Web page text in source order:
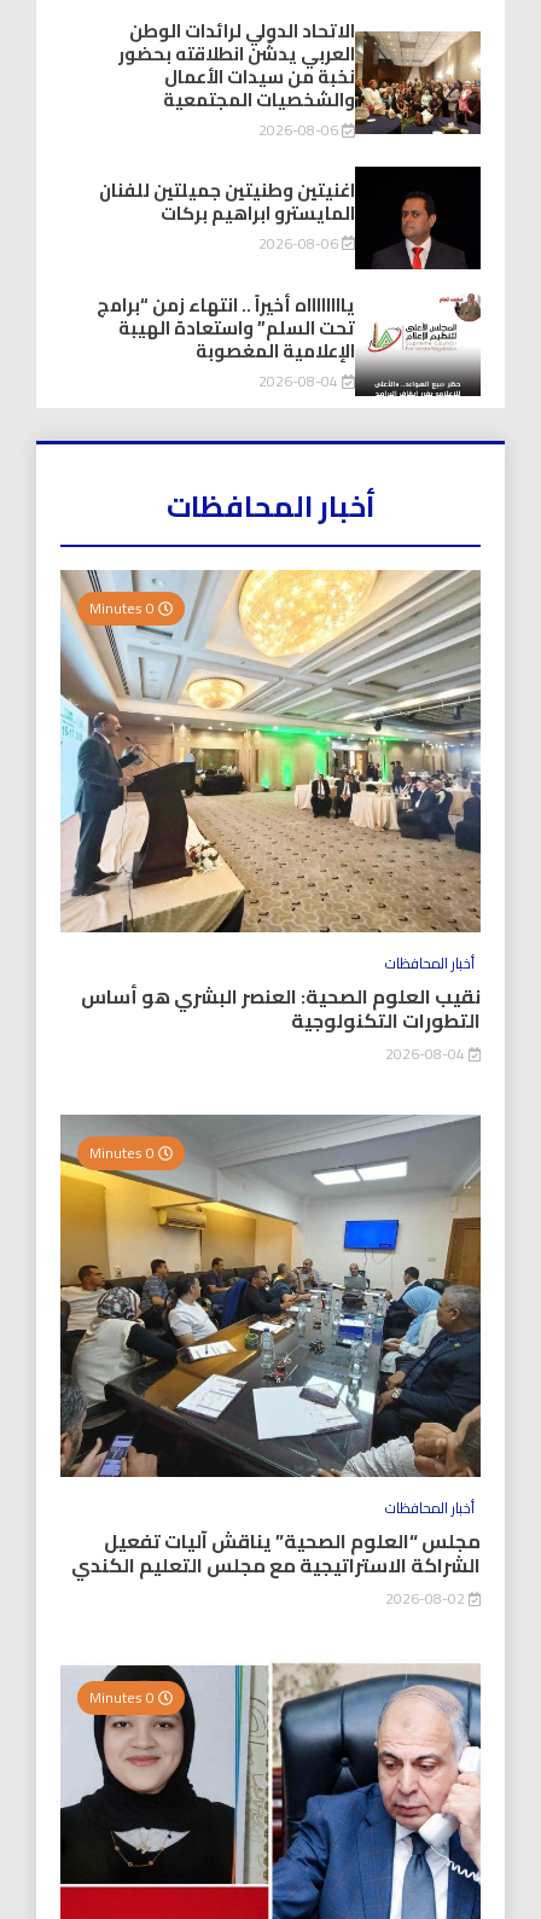
الاتحاد الدولي لرائدات الوطن
العربي يدشّن انطلاقته بحضور
نخبة من سيدات الأعمال
والشخصيات المجتمعية
2026-08-06
اغنيتين وطنيتين جميلتين للفنان
المايسترو ابراهيم بركات
2026-08-06
يااااااااه أخيراً .. انتهاء زمن “برامج
تحت السلم” واستعادة الهيبة
الإعلامية المغصوبة
2026-08-04
أخبار المحافظات
أخبار المحافظات
نقيب العلوم الصحية: العنصر البشري هو أساس
التطورات التكنولوجية
أخبار المحافظات
مجلس “العلوم الصحية” يناقش آليات تفعيل
الشراكة الاستراتيجية مع مجلس التعليم الكندي